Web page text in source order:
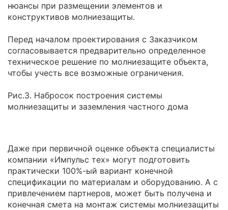
нюансы при размещении элементов и
конструктивов молниезащиты.
Перед началом проектирования с Заказчиком
согласовывается предварительно определенное
техническое решение по молниезащите объекта,
чтобы учесть все возможные ограничения.
Рис.3. Набросок построения системы
молниезащиты и заземления частного дома
Даже при первичной оценке объекта специалисты
компании «Импульс тех» могут подготовить
практически 100%-ый вариант конечной
спецификации по материалам и оборудованию. А с
привлечением партнеров, может быть получена и
конечная смета на монтаж системы молниезащиты